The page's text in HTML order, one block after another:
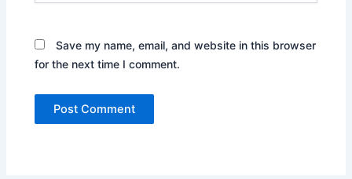
Save my name, email, and website in this browser
for the next time I comment.